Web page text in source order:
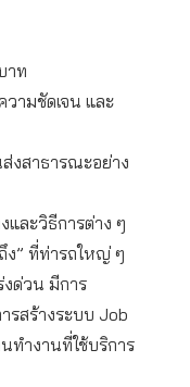
าท
ามชัดเจน และ
งสาธารณะอย่าง
และวิธีการต่าง ๆ
ง” ที่ท่ารถใหญ่ ๆ
งด่วน มีการ
สร้างระบบ Job
ทำงานที่ใช้บริการ